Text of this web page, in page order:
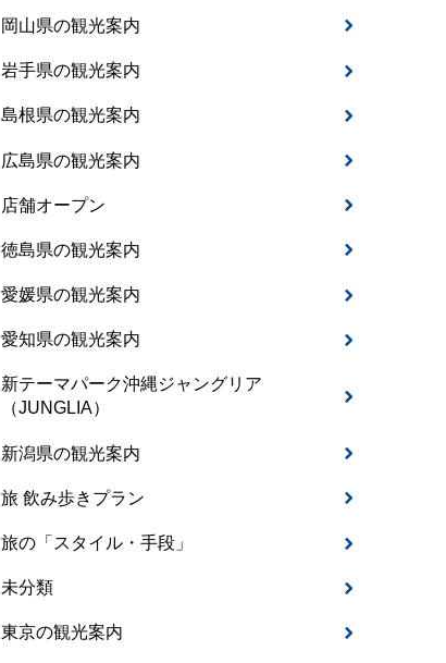
岡山県の観光案内
岩手県の観光案内
島根県の観光案内
広島県の観光案内
店舗オープン
徳島県の観光案内
愛媛県の観光案内
愛知県の観光案内
新テーマパーク沖縄ジャングリア
（JUNGLIA）
新潟県の観光案内
旅 飲み歩きプラン
旅の「スタイル・手段」
未分類
東京の観光案内